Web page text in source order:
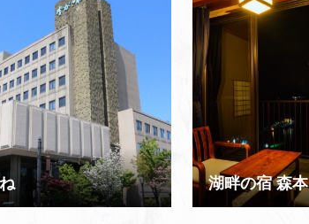
湖畔の宿 森本